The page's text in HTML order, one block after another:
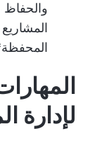
والحفاظ
المشاريع
لإدارة